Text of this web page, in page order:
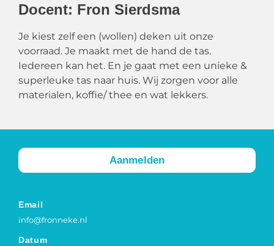
Docent: Fron Sierdsma
Je kiest zelf een (wollen) deken uit onze
voorraad. Je maakt met de hand de tas.
Iedereen kan het. En je gaat met een unieke &
superleuke tas naar huis. Wij zorgen voor alle
materialen, koffie/ thee en wat lekkers.
Aanmelden
Email
info@fronneke.nl
Datum